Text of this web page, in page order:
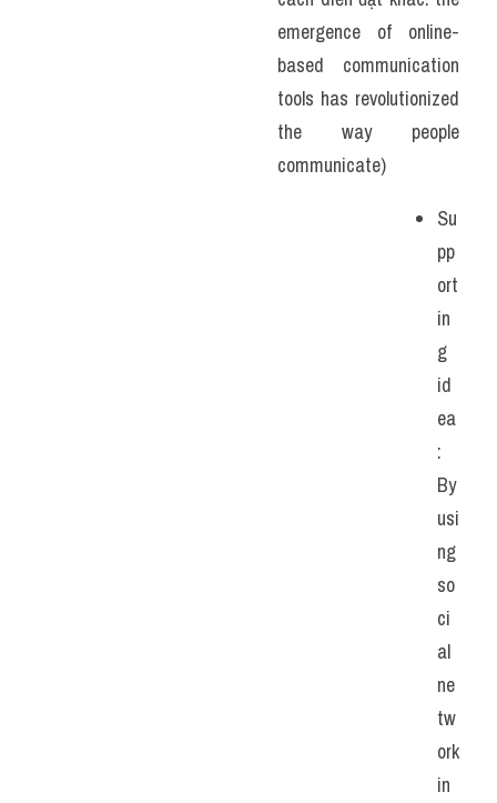
emergence of online-
based communication
tools has revolutionized
the way people
communicate)
Su
pp
ort
in
g
id
ea
:
By
usi
ng
so
ci
al
ne
tw
ork
in